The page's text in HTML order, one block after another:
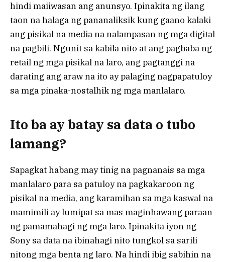
hindi maiiwasan ang anunsyo. Ipinakita ng ilang
taon na halaga ng pananaliksik kung gaano kalaki
ang pisikal na media na nalampasan ng mga digital
na pagbili. Ngunit sa kabila nito at ang pagbaba ng
retail ng mga pisikal na laro, ang pagtanggi na
darating ang araw na ito ay palaging nagpapatuloy
sa mga pinaka-nostalhik ng mga manlalaro.
Ito ba ay batay sa data o tubo
lamang?
Sapagkat habang may tinig na pagnanais sa mga
manlalaro para sa patuloy na pagkakaroon ng
pisikal na media, ang karamihan sa mga kaswal na
mamimili ay lumipat sa mas maginhawang paraan
ng pamamahagi ng mga laro. Ipinakita iyon ng
Sony sa data na ibinahagi nito tungkol sa sarili
nitong mga benta ng laro. Na hindi ibig sabihin na